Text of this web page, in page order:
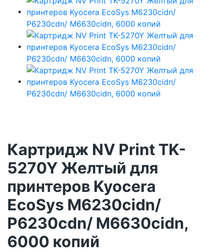
Картридж NV Print TK-
5270Y Желтый для
принтеров Kyocera
EcoSys M6230cidn/
P6230cdn/ M6630cidn,
6000 копий